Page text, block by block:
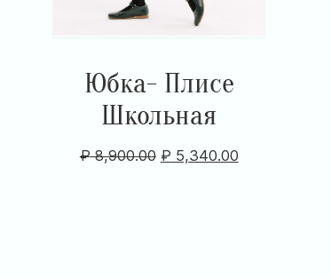
Юбка- Плисе
Школьная
₽8,900.00 ₽ 5,340.00